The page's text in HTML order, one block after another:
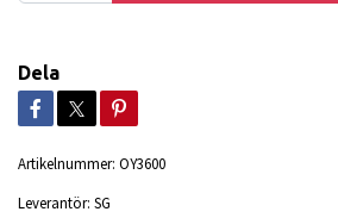
Dela
Artikelnummer: OY3600
Leverantör: SG